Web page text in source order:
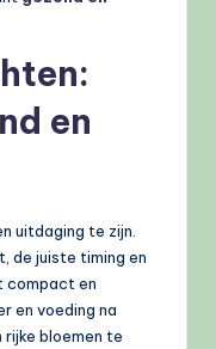
en
uitdaging te zijn.
de juiste timing en
compact en
en voeding na
bloemen te